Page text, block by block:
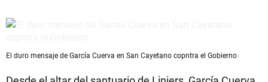
El duro mensaje de García Cuerva en San Cayetano copntra el Gobierno